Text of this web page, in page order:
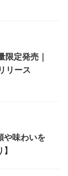
限定発売｜
リース
や味わいを